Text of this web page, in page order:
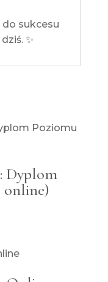
sukcesu
✨
Dyplom
online)